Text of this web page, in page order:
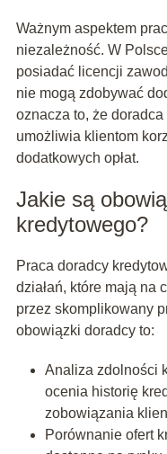
Ważnym aspektem
niezależność. W
posiadać licencji
nie mogą zdobywać
oznacza to, że
umożliwia klientom
dodatkowych opłat.
Jakie są
kredytowego?
Praca doradcy
działań, które mają na
przez skomplikowany
obowiązki doradcy to:
Analiza zdolności
ocenia historię
zobowiązania
Porównanie ofert